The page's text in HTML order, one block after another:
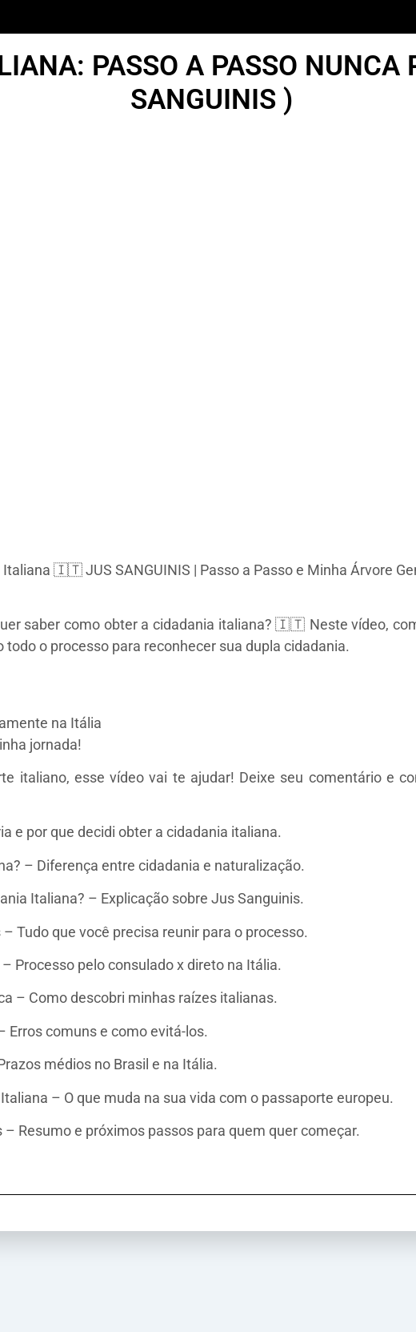
PASSO A PASSO NUNCA
SANGUINIS )
🇮🇹 JUS SANGUINIS | Passo a Passo e Minha Árvore
saber como obter a cidadania italiana? 🇮🇹 Neste vídeo,
o processo para reconhecer sua dupla cidadania.
na Itália
jornada!
italiano, esse vídeo vai te ajudar! Deixe seu comentário e
e por que decidi obter a cidadania italiana.
– Diferença entre cidadania e naturalização.
Italiana? – Explicação sobre Jus Sanguinis.
Tudo que você precisa reunir para o processo.
Processo pelo consulado x direto na Itália.
– Como descobri minhas raízes italianas.
Erros comuns e como evitá-los.
médios no Brasil e na Itália.
– O que muda na sua vida com o passaporte europeu.
– Resumo e próximos passos para quem quer começar.